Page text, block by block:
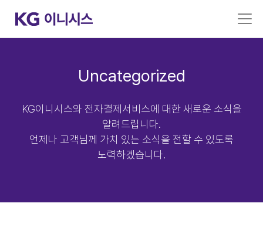
Uncategorized
KG이니시스와 전자결제서비스에 대한 새로운 소식을
알려드립니다.
언제나 고객님께 가치 있는 소식을 전할 수 있도록
노력하겠습니다.